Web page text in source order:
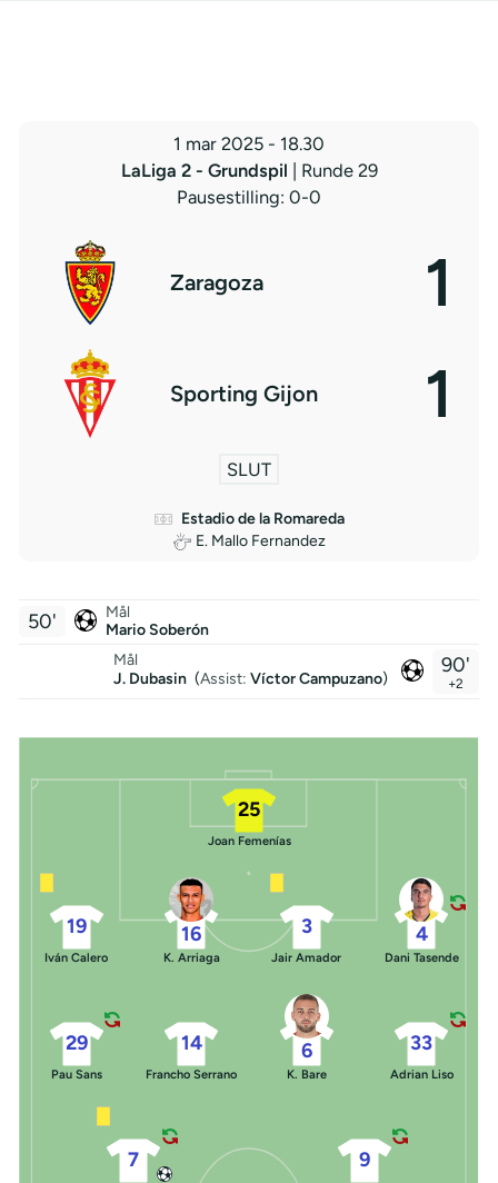
1 mar 2025 - 18.30
LaLiga 2 - Grundspil
| Runde 29
Pausestilling: 0-0
Zaragoza 1
Sporting Gijon 1
SLUT
Estadio de la Romareda
E. Mallo Fernandez
Mål
Mario Soberón
50'
90'
+2
Mål
J. Dubasin (Assist: Víctor Campuzano)
25
Joan Femenías
4
Dani Tasende
3
Jair Amador
16
K. Arriaga
19
Iván Calero
33
Adrian Liso
6
K. Bare
14
Francho Serrano
29
Pau Sans
9
7